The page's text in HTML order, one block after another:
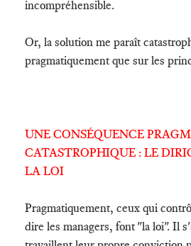
incompréhensible.
Or, la solution me paraît
pragmatiquement que sur les
UNE CONSÉQUENCE
CATASTROPHIQUE : LE
LA LOI
Pragmatiquement, ceux qui
dire les managers, font "la loi". Il